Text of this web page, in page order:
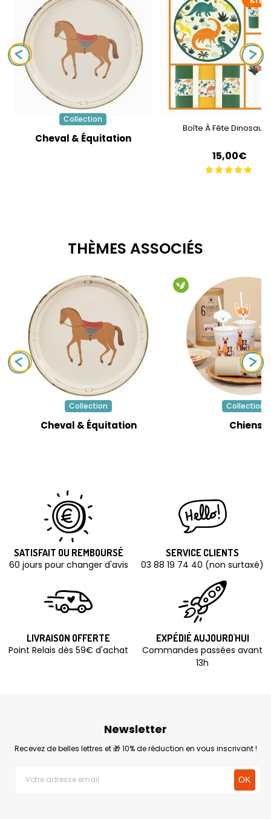
Collection
Cheval & Équitation
Boîte À Fête
15,00€
THÈMES ASSOCIÉS
Collection
Cheval & Équitation
Collection
Chiens
SATISFAIT OU REMBOURSÉ
60 jours pour changer d'avis
SERVICE CLIENTS
03 88 19 74 40 (non surtaxé)
LIVRAISON OFFERTE
Point Relais dès 59€ d'achat
EXPÉDIÉ AUJOURD'HUI
Commandes passées avant
13h
Newsletter
Recevez de belles lettres et 🎁 10% de réduction en vous inscrivant !